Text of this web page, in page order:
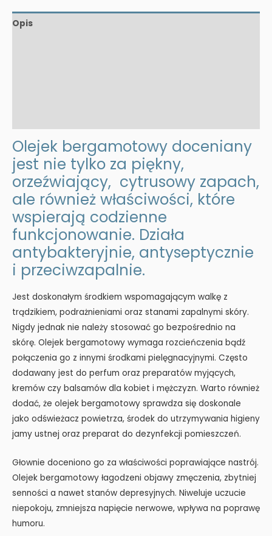
Opis
Olejek bergamotowy doceniany
jest nie tylko za piękny,
orzeźwiający, cytrusowy zapach,
ale również właściwości, które
wspierają codzienne
funkcjonowanie. Działa
antybakteryjnie, antyseptycznie
i przeciwzapalnie.
Jest doskonałym środkiem wspomagającym walkę z
trądzikiem, podrażnieniami oraz stanami zapalnymi skóry.
Nigdy jednak nie należy stosować go bezpośrednio na
skórę. Olejek bergamotowy wymaga rozcieńczenia bądź
połączenia go z innymi środkami pielęgnacyjnymi. Często
dodawany jest do perfum oraz preparatów myjących,
kremów czy balsamów dla kobiet i mężczyzn. Warto również
dodać, że olejek bergamotowy sprawdza się doskonale
jako odświeżacz powietrza, środek do utrzymywania higieny
jamy ustnej oraz preparat do dezynfekcji pomieszczeń.
Głownie doceniono go za właściwości poprawiające nastrój.
Olejek bergamotowy łagodzeni objawy zmęczenia, zbytniej
senności a nawet stanów depresyjnych. Niweluje uczucie
niepokoju, zmniejsza napięcie nerwowe, wpływa na poprawę
humoru.